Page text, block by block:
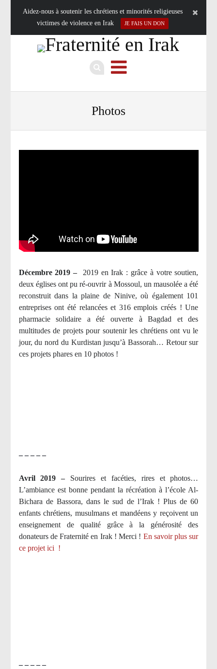
Aidez-nous à soutenir les chrétiens et minorités religieuses
victimes de violence en Irak
JE FAIS UN DON
Photos
Décembre 2019 – 2019 en Irak : grâce à votre soutien,
deux églises ont pu ré-ouvrir à Mossoul, un mausolée a été
reconstruit dans la plaine de Ninive, où également 101
entreprises ont été relancées et 316 emplois créés ! Une
pharmacie solidaire a été ouverte à Bagdad et des
multitudes de projets pour soutenir les chrétiens ont vu le
jour, du nord du Kurdistan jusqu’à Bassorah… Retour sur
ces projets phares en 10 photos !
– – – – –
Avril 2019 – Sourires et facéties, rires et photos…
L’ambiance est bonne pendant la récréation à l’école Al-
Bichara de Bassora, dans le sud de l’Irak ! Plus de 60
enfants chrétiens, musulmans et mandéens y reçoivent un
enseignement de qualité grâce à la générosité des
donateurs de Fraternité en Irak ! Merci ! En savoir plus sur
ce projet ici !
– – – – –